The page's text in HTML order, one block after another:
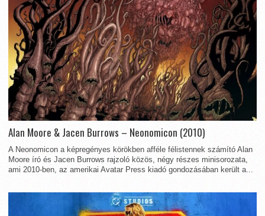
Alan Moore & Jacen Burrows – Neonomicon (2010)
A Neonomicon a képregényes körökben afféle félistennek számító Alan
Moore író és Jacen Burrows rajzoló közös, négy részes minisorozata,
ami 2010-ben, az amerikai Avatar Press kiadó gondozásában került a...